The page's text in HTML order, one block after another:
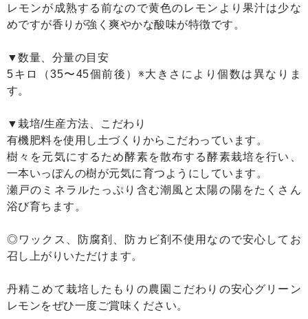
レモンが成熟する前なので黄色のレモンより果汁は少な
めですが香りが強く爽やかな酸味が特徴です。
▼数量、分量の目安
5キロ（35〜45個前後）※大きさにより個数は異なりま
す。
▼栽培/生産方法、こだわり
有機肥料を使用し土づくりからこだわっています。
樹々を元気にするため酵素を散布する酵素栽培を行い、
一本いっぽんの樹が元気に育つようにしています。
瀬戸のミネラルたっぷり含む潮風と太陽の陽をたくさん
浴び育ちます。
◎ワックス、防腐剤、防カビ剤不使用なので安心してお
召し上がりいただけます。
丹精こめて栽培したもりの農園こだわりの安心グリーン
レモンをぜひ一度ご賞味ください。